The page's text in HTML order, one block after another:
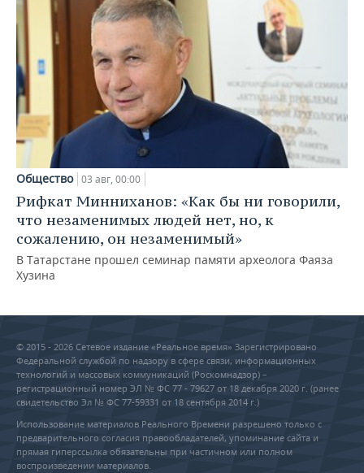
Общество 03 авг, 00:00
Рифкат Минниханов: «Как бы ни говорили,
что незаменимых людей нет, но, к
сожалению, он незаменимый»
В Татарстане прошел семинар памяти археолога Фаяза
Хузина
© 2015 - 2026 Сетевое издание «Реальное время» Зарегистрировано
Федеральной службой по надзору в сфере связи, информационных
технологий и массовых коммуникаций (Роскомнадзор) –
регистрационный номер ЭЛ № ФС 77 - 79627 от 18 декабря 2020 г. (ранее
свидетельство Эл № ФС 77-59331 от 18 сентября 2014 г.)
Использование материалов Реального Времени разрешено только с
предварительного согласия правообладателей, упоминание сайта и
прямая гиперссылка обязательны при частичном или полном
воспроизведении материалов.